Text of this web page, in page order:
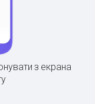
з екрана